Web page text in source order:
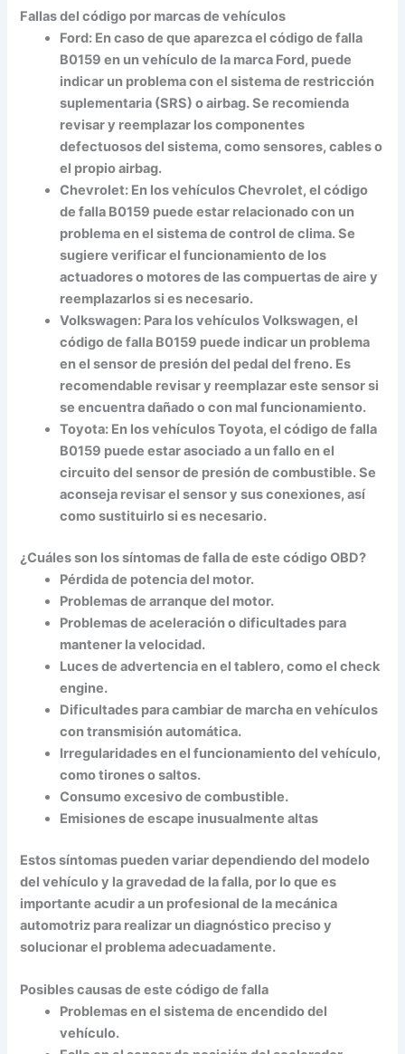
Fallas del código por marcas de vehículos
Ford: En caso de que aparezca el código de falla
B0159 en un vehículo de la marca Ford, puede
indicar un problema con el sistema de restricción
suplementaria (SRS) o airbag. Se recomienda
revisar y reemplazar los componentes
defectuosos del sistema, como sensores, cables o
el propio airbag.
Chevrolet: En los vehículos Chevrolet, el código
de falla B0159 puede estar relacionado con un
problema en el sistema de control de clima. Se
sugiere verificar el funcionamiento de los
actuadores o motores de las compuertas de aire y
reemplazarlos si es necesario.
Volkswagen: Para los vehículos Volkswagen, el
código de falla B0159 puede indicar un problema
en el sensor de presión del pedal del freno. Es
recomendable revisar y reemplazar este sensor si
se encuentra dañado o con mal funcionamiento.
Toyota: En los vehículos Toyota, el código de falla
B0159 puede estar asociado a un fallo en el
circuito del sensor de presión de combustible. Se
aconseja revisar el sensor y sus conexiones, así
como sustituirlo si es necesario.
¿Cuáles son los síntomas de falla de este código OBD?
Pérdida de potencia del motor.
Problemas de arranque del motor.
Problemas de aceleración o dificultades para
mantener la velocidad.
Luces de advertencia en el tablero, como el check
engine.
Dificultades para cambiar de marcha en vehículos
con transmisión automática.
Irregularidades en el funcionamiento del vehículo,
como tirones o saltos.
Consumo excesivo de combustible.
Emisiones de escape inusualmente altas
Estos síntomas pueden variar dependiendo del modelo
del vehículo y la gravedad de la falla, por lo que es
importante acudir a un profesional de la mecánica
automotriz para realizar un diagnóstico preciso y
solucionar el problema adecuadamente.
Posibles causas de este código de falla
Problemas en el sistema de encendido del
vehículo.